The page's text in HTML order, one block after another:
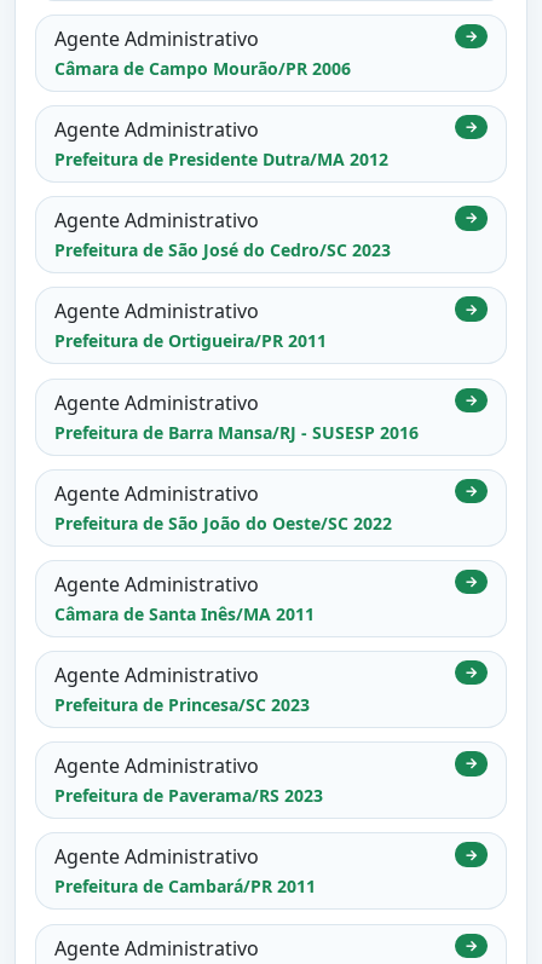
Agente Administrativo
Câmara de Campo Mourão/PR 2006
→
Agente Administrativo
Prefeitura de Presidente Dutra/MA 2012
→
Agente Administrativo
Prefeitura de São José do Cedro/SC 2023
→
Agente Administrativo
Prefeitura de Ortigueira/PR 2011
→
Agente Administrativo
Prefeitura de Barra Mansa/RJ - SUSESP 2016
→
Agente Administrativo
Prefeitura de São João do Oeste/SC 2022
→
Agente Administrativo
Câmara de Santa Inês/MA 2011
→
Agente Administrativo
Prefeitura de Princesa/SC 2023
→
Agente Administrativo
Prefeitura de Paverama/RS 2023
→
Agente Administrativo
Prefeitura de Cambará/PR 2011
→
Agente Administrativo →